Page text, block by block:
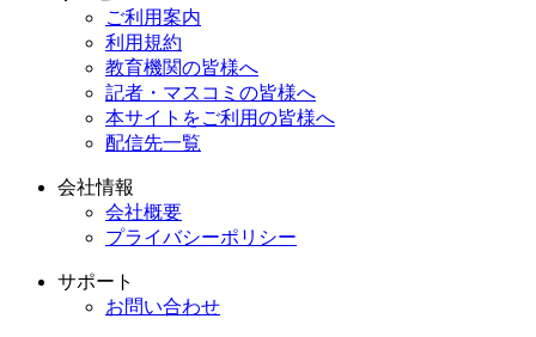
ご利用案内
利用規約
教育機関の皆様へ
記者・マスコミの皆様へ
本サイトをご利用の皆様へ
配信先一覧
会社情報
会社概要
プライバシーポリシー
サポート
お問い合わせ